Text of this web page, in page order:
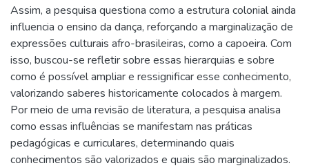
Assim, a pesquisa questiona como a estrutura colonial ainda
influencia o ensino da dança, reforçando a marginalização de
expressões culturais afro-brasileiras, como a capoeira. Com
isso, buscou-se refletir sobre essas hierarquias e sobre
como é possível ampliar e ressignificar esse conhecimento,
valorizando saberes historicamente colocados à margem.
Por meio de uma revisão de literatura, a pesquisa analisa
como essas influências se manifestam nas práticas
pedagógicas e curriculares, determinando quais
conhecimentos são valorizados e quais são marginalizados.